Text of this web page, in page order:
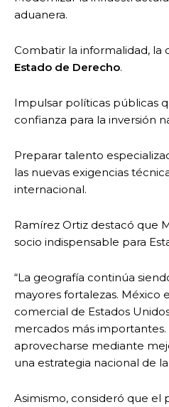
aduanera.
Combatir la informalidad, la
Estado de Derecho.
Impulsar políticas públicas
confianza para la inversión
Preparar talento
las nuevas exigencias
internacional.
Ramírez Ortiz destacó que
socio indispensable para
“La geografía continúa
mayores fortalezas. México
comercial de Estados
mercados más importantes.
aprovecharse mediante
una estrategia nacional de
Asimismo, consideró que el